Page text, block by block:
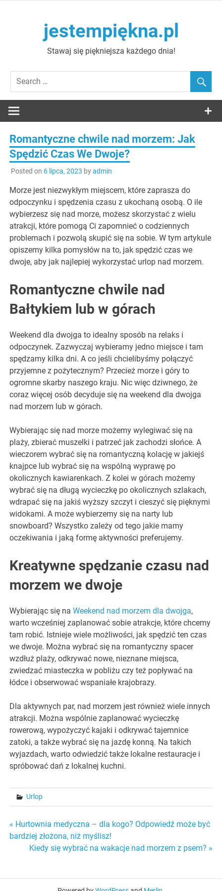
jestempiękna.pl
Stawaj się piękniejsza każdego dnia!
Romantyczne chwile nad morzem: Jak
Spędzić Czas We Dwoje?
Posted on 6 lipca, 2023 byadmin
Morze jest niezwykłym miejscem, które zaprasza do
odpoczynku i spędzenia czasu z ukochaną osobą. O ile
wybierzesz się nad morze, możesz skorzystać z wielu
atrakcji, które pomogą Ci zapomnieć o codziennych
problemach i pozwolą skupić się na sobie. W tym artykule
opiszemy kilka pomysłów na to, jak spędzić czas we
dwoje, aby jak najlepiej wykorzystać urlop nad morzem.
Romantyczne chwile nad
Bałtykiem lub w górach
Weekend dla dwojga to idealny sposób na relaks i
odpoczynek. Zazwyczaj wybieramy jedno miejsce i tam
spędzamy kilka dni. A co jeśli chcielibyśmy połączyć
przyjemne z pożytecznym? Przecież morze i góry to
ogromne skarby naszego kraju. Nic więc dziwnego, że
coraz więcej osób decyduje się na weekend dla dwojga
nad morzem lub w górach.
Wybierając się nad morze możemy wylegiwać się na
plaży, zbierać muszelki i patrzeć jak zachodzi słońce. A
wieczorem wybrać się na romantyczną kolację w jakiejś
knajpce lub wybrać się na wspólną wyprawę po
okolicznych kawiarenkach. Z kolei w górach możemy
wybrać się na długą wycieczkę po okolicznych szlakach,
wdrapać się na jakiś wyższy szczyt i cieszyć się pięknymi
widokami. A może wybierzemy się na narty lub
snowboard? Wszystko zależy od tego jakie mamy
oczekiwania i jaką formę aktywności preferujemy.
Kreatywne spędzanie czasu nad
morzem we dwoje
Wybierając się naWeekend nad morzem dla dwojga,
warto wcześniej zaplanować sobie atrakcje, które chcemy
tam robić. Istnieje wiele możliwości, jak spędzić ten czas
we dwoje. Można wybrać się na romantyczny spacer
wzdłuż plaży, odkrywać nowe, nieznane miejsca,
zwiedzać miasteczka w pobliżu czy też popływać na
łódce i obserwować wspaniałe krajobrazy.
Dla aktywnych par, nad morzem jest również wiele innych
atrakcji. Można wspólnie zaplanować wycieczkę
rowerową, wypożyczyć kajaki i odkrywać tajemnice
zatoki, a także wybrać się na jazdę konną. Na takich
wyjazdach, warto odwiedzić także lokalne restauracje i
spróbować dań z lokalnej kuchni.
Urlop
Nawigacja
wpisu
« Hurtownia medyczna – dla kogo? Odpowiedź może być
bardziej złożona, niż myślisz!
Kiedy się wybrać na wakacje nad morzem z psem? »